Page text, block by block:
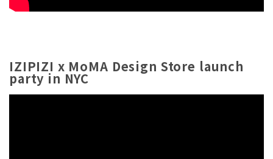
IZIPIZI x MoMA Design Store launch
party in NYC